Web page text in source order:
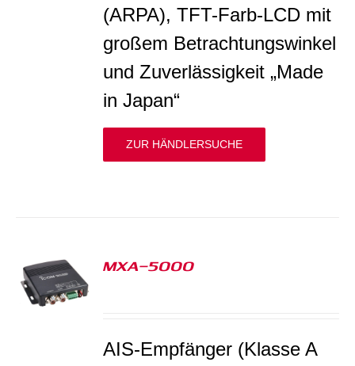
(ARPA), TFT-Farb-LCD mit
großem Betrachtungswinkel
und Zuverlässigkeit „Made
in Japan“
ZUR HÄNDLERSUCHE
MXA-5000
AIS-Empfänger (Klasse A